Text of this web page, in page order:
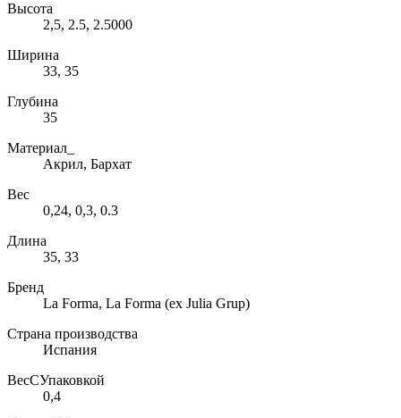
Высота
2,5, 2.5, 2.5000
Ширина
33, 35
Глубина
35
Материал_
Акрил, Бархат
Вес
0,24, 0,3, 0.3
Длина
35, 33
Бренд
La Forma, La Forma (ex Julia Grup)
Страна производства
Испания
ВесСУпаковкой
0,4